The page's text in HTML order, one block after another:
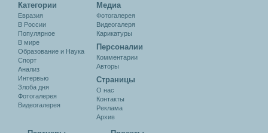
Категории
Евразия
В России
Популярное
В мире
Образование и Наука
Спорт
Анализ
Интервью
Злоба дня
Фотогалерея
Видеогалерея
Медиа
Фотогалерея
Видеогалеря
Карикатуры
Персоналии
Комментарии
Авторы
Cтраницы
О нас
Контакты
Реклама
Архив